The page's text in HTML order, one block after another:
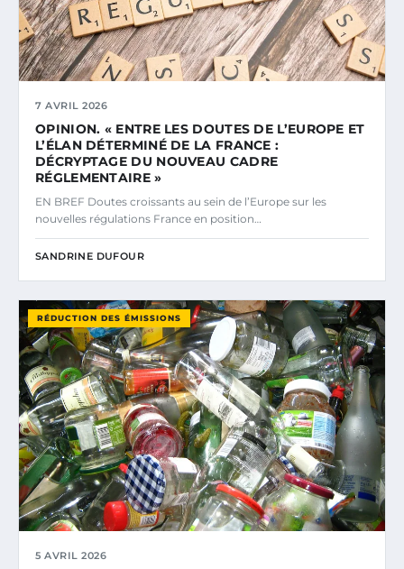
7 AVRIL 2026
OPINION. « ENTRE LES DOUTES DE L’EUROPE ET
L’ÉLAN DÉTERMINÉ DE LA FRANCE :
DÉCRYPTAGE DU NOUVEAU CADRE
RÉGLEMENTAIRE »
EN BREF Doutes croissants au sein de l’Europe sur les
nouvelles régulations France en position…
SANDRINE DUFOUR
RÉDUCTION DES ÉMISSIONS
5 AVRIL 2026